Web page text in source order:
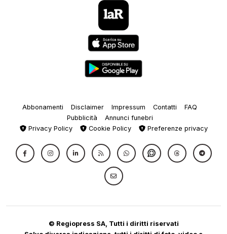
Abbonamenti Disclaimer Impressum Contatti
FAQ
Pubblicità
Annunci funebri
Privacy Policy
Cookie Policy Preferenze privacy
© Regiopress SA, Tutti i diritti riservati